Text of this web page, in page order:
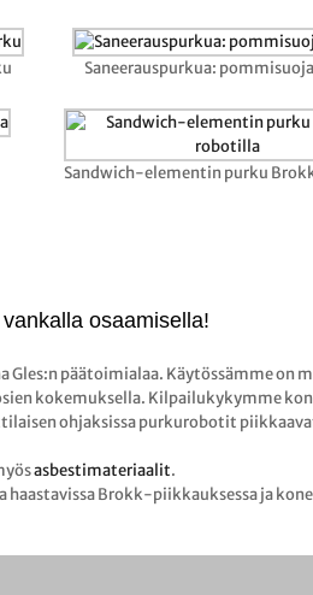
Saneerauspurkua:
Sandwich-elementin purku
osaamisella!
Gles:n päätoimialaa. Käytössämme on
kokemuksella. Kilpailukykymme
ohjaksissa purkurobotit
asbestimateriaalit.
Brokk-piikkauksessa ja